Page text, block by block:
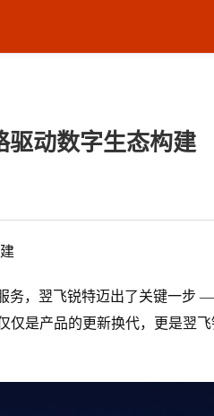
动数字生态构建
务，翌飞锐特迈出了关键一步
仅是产品的更新换代，更是翌